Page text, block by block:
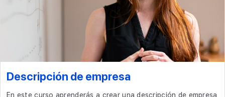
Descripción de empresa
En este curso aprenderás a crear una descripción de empresa